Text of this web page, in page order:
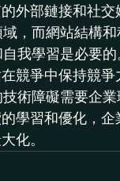
外部鏈接和社交
，而網站結構
我學習是必要
競爭中保持競爭
術障礙需要企
學習和優化，
化。